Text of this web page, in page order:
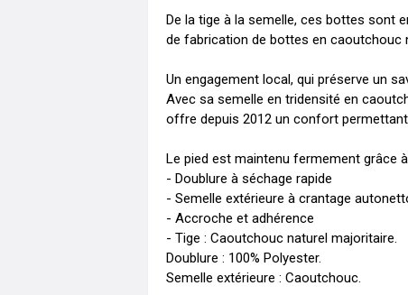
De la tige à la semelle, ces bottes sont
de fabrication de bottes en caoutchouc
Un engagement local, qui préserve un
Avec sa semelle en tridensité en
offre depuis 2012 un confort
Le pied est maintenu fermement grâce
- Doublure à séchage rapide
- Semelle extérieure à crantage
- Accroche et adhérence
- Tige : Caoutchouc naturel majoritaire.
Doublure : 100% Polyester.
Semelle extérieure : Caoutchouc.